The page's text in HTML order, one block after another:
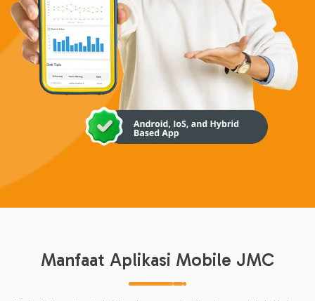
Manfaat Aplikasi Mobile JMC